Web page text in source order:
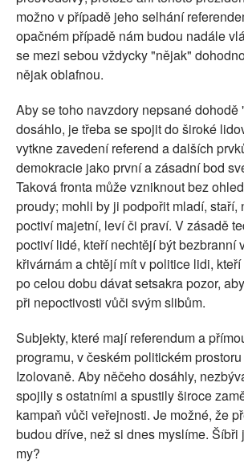
možno v případě jeho selhání
opačném případě nám budou nadále
se mezi sebou vždycky "nějak"
nějak oblafnou.
Aby se toho navzdory nepsané dohodě
dosáhlo, je třeba se spojit do široké
vytkne zavedení referend a dalších
demokracie jako první a zásadní bod
Taková fronta může vzniknout bez
proudy; mohli by ji podpořit mladí, staří,
poctiví majetní, leví či praví. V zásadě
poctiví lidé, kteří nechtějí být bezbranní
křivárnám a chtějí mít v politice lidi,
po celou dobu dávat setsakra pozor,
při nepoctivosti vůči svým slibům.
Subjekty, které mají referendum a
programu, v českém politickém
Izolovaně. Aby něčeho dosáhly,
spojily s ostatními a spustily široce
kampaň vůči veřejnosti. Je možné, že
budou dříve, než si dnes myslíme. Šíbři
my?